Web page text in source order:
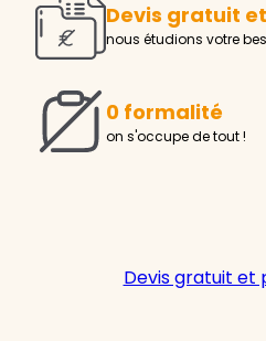
Devis gratuit
nous étudions votre
0 formalité
on s'occupe de tout !
Devis gratuit et